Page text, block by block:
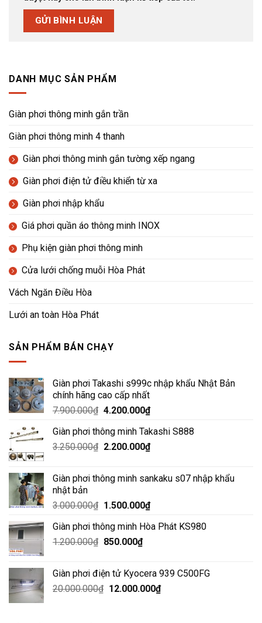
DANH MỤC SẢN PHẨM
Giàn phơi thông minh gắn trần
Giàn phơi thông minh 4 thanh
Giàn phơi thông minh gắn tường xếp ngang
Giàn phơi điện tử điều khiển từ xa
Giàn phơi nhập khẩu
Giá phơi quần áo thông minh INOX
Phụ kiện giàn phơi thông minh
Cửa lưới chống muỗi Hòa Phát
Vách Ngăn Điều Hòa
Lưới an toàn Hòa Phát
SẢN PHẨM BÁN CHẠY
Giàn phơi Takashi s999c nhập khẩu Nhật Bản
chính hãng cao cấp nhất
7.900.000₫ Giá
là:
7.900.000₫.
4.200.000₫Giá
tại
là:
Giàn phơi thông minh Takashi S888
3.250.000₫ Giá
3.250.000₫.
2.200.000₫Giá
là:
Giàn phơi thông minh sankaku s07 nhập khẩu
nhật bản
3.000.000₫ Giá
là:
3.000.000₫.
1.500.000₫Giá
tại
Giàn phơi thông minh Hòa Phát KS980
1.200.000₫ Giá
1.200.000₫.
850.000₫Giá
là:
850.000₫.
Giàn phơi điện tử Kyocera 939 C500FG
20.000.000₫ Giá
12.000.000₫Giá